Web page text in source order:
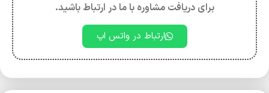
برای دریافت مشاوره با ما در ارتباط باشید.
ارتباط در واتس اپ